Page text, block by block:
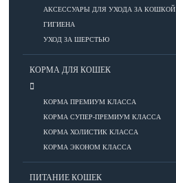
АКСЕССУАРЫ ДЛЯ УХОДА ЗА КОШКОЙ
ГИГИЕНА
УХОД ЗА ШЕРСТЬЮ
КОРМА ДЛЯ КОШЕК
КОРМА ПРЕМИУМ КЛАССА
КОРМА СУПЕР-ПРЕМИУМ КЛАССА
КОРМА ХОЛИСТИК КЛАССА
КОРМА ЭКОНОМ КЛАССА
ПИТАНИЕ КОШЕК
ДОБАВИТЬ ОБЪЯВЛЕНИЕ
Прочие болезни
Диагностика у кошек
Препараты для кошек
Роды кошек